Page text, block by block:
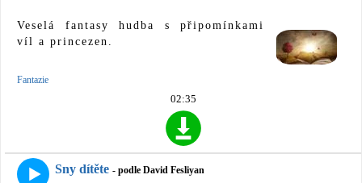
Veselá fantasy hudba s připomínkami
víl a princezen.
Fantazie
02:35
Sny dítěte - podle David Fesliyan